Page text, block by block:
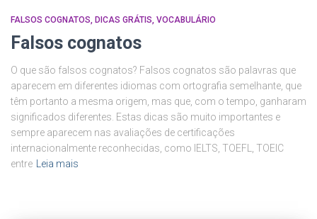
FALSOS COGNATOS DICAS GRÁTIS VOCABULÁRIO
Falsos cognatos
O que são falsos cognatos? Falsos cognatos são palavras que
aparecem em diferentes idiomas com ortografia semelhante, que
têm portanto a mesma origem, mas que, com o tempo, ganharam
significados diferentes. Estas dicas são muito importantes e
sempre aparecem nas avaliações de certificações
internacionalmente reconhecidas, como IELTS, TOEFL, TOEIC
entre
Leia mais